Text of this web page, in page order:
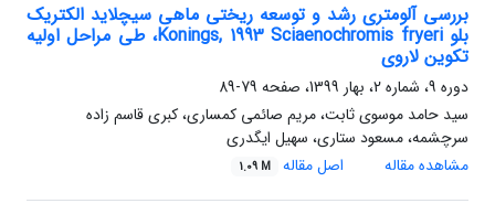
بررسی آلومتری رشد و توسعه ریختی ماهی سیچلاید الکتریک
بلو Konings, 1993 Sciaenochromis fryeri، طی مراحل اولیه
تکوین لاروی
دوره 9، شماره 2، بهار 1399، صفحه
79-89
سید حامد موسوی ثابت، مریم صائمی کمساری، کبری قاسم زاده
سرچشمه، مسعود ستاری، سهیل ایگدری
مشاهده مقاله
اصل مقاله 1.09 M